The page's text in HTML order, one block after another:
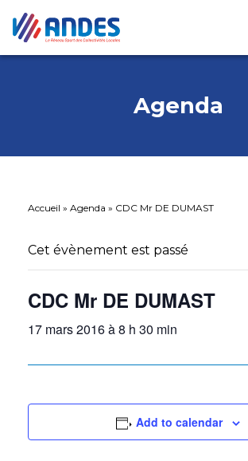
Agenda
Accueil » Agenda » CDC Mr DE DUMAST
Cet évènement est passé
CDC Mr DE DUMAST
17 mars 2016 à 8 h 30 min
Add to calendar